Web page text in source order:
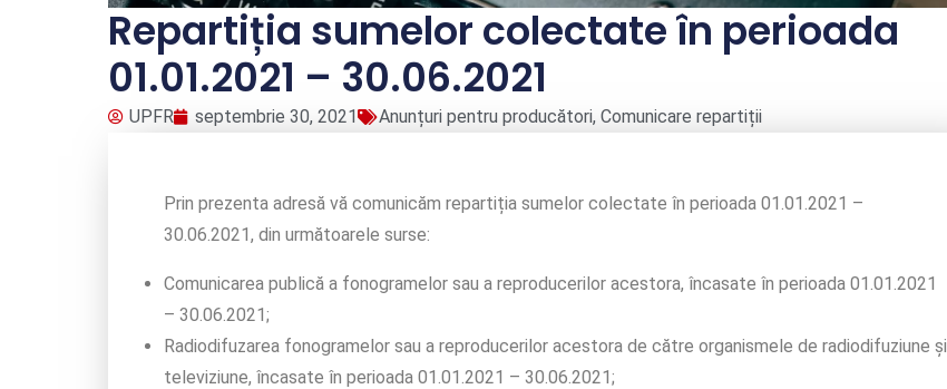
Repartiția sumelor colectate în perioada
01.01.2021 – 30.06.2021
UPFR septembrie 30, 2021 Anunțuri pentru producători, Comunicare repartiții
Prin prezenta adresă vă comunicăm repartiția sumelor colectate în perioada 01.01.2021 –
30.06.2021, din următoarele surse:
Comunicarea publică a fonogramelor sau a reproducerilor acestora, încasate în perioada 01.01.2021
– 30.06.2021;
Radiodifuzarea fonogramelor sau a reproducerilor acestora de către organismele de radiodifuziune şi
televiziune, încasate în perioada 01.01.2021 – 30.06.2021;